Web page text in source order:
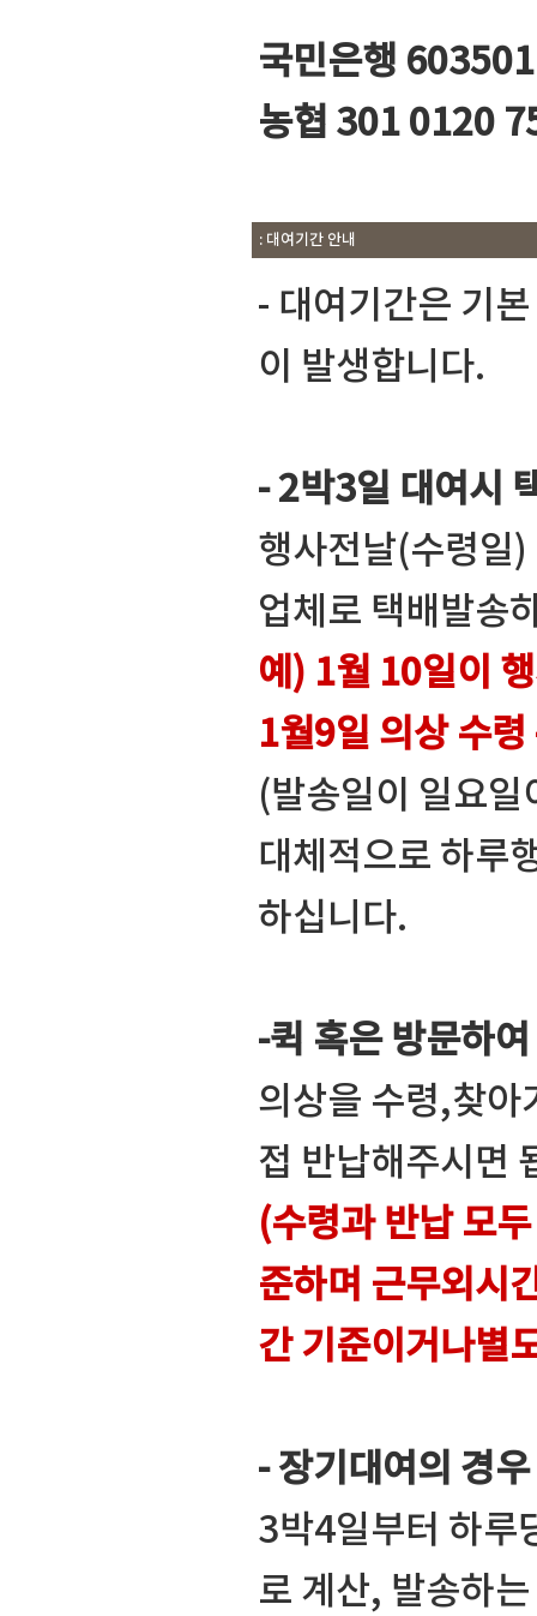
국민은행
농협 301 0120
: 대여기간 안내
- 대여기간은 기본
이 발생합니다.
- 2박3일 대여시
행사전날(수령일
업체로 택배발송
예) 1월 10일이
1월9일 의상 수
(발송일이 일요
대체적으로 하루
하십니다.
-퀵 혹은 방문하
의상을 수령,찾아
접 반납해주시면
(수령과 반납 모
준하며 근무외시
간 기준이거나별
- 장기대여의 경우
3박4일부터 하루
로 계산, 발송하